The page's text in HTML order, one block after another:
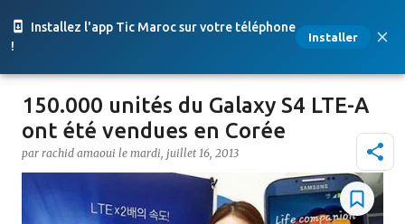
Installez l'app Tic Maroc sur votre téléphone
!
Installer
Accéder au contenu principal
150.000 unités du Galaxy S4 LTE-A
ont été vendues en Corée
par rachid amaoui le mardi, juillet 16, 2013